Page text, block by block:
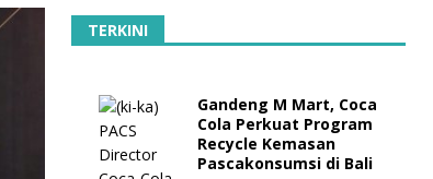
TERKINI
Gandeng M Mart, Coca
Cola Perkuat Program
Recycle Kemasan
Pascakonsumsi di Bali